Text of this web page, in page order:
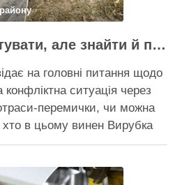
Дерева не врятувати, але знайти й покарати винних треба – головні питання і висновки з конфлікту на Теремках
на головні питання щодо
ситуація через
перемички, чи можна
хто в цьому винен Вирубка
й прокладати теплотрасу
року, на Теремках у Києві